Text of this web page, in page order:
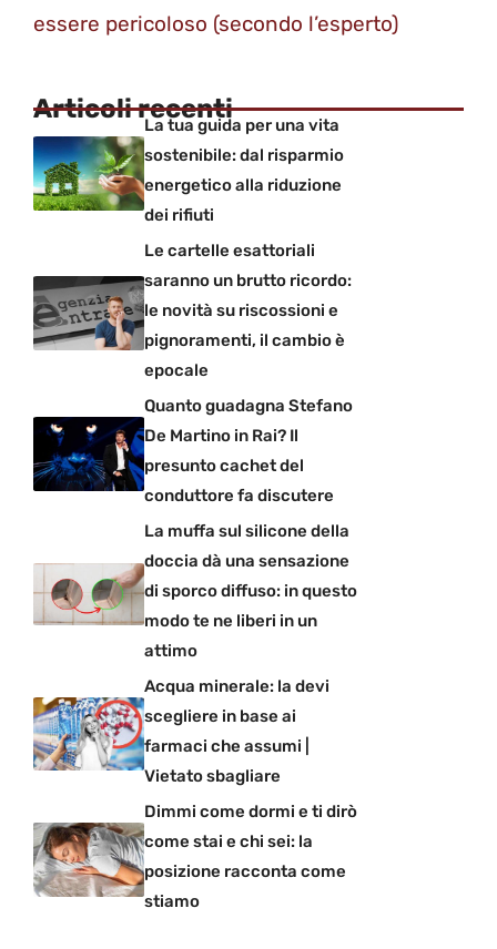
essere pericoloso (secondo l’esperto)
Articoli recenti
La tua guida per una vita
sostenibile: dal risparmio
energetico alla riduzione
dei rifiuti
Le cartelle esattoriali
saranno un brutto ricordo:
le novità su riscossioni e
pignoramenti, il cambio è
epocale
Quanto guadagna Stefano
De Martino in Rai? Il
presunto cachet del
conduttore fa discutere
La muffa sul silicone della
doccia dà una sensazione
di sporco diffuso: in questo
modo te ne liberi in un
attimo
Acqua minerale: la devi
scegliere in base ai
farmaci che assumi |
Vietato sbagliare
Dimmi come dormi e ti dirò
come stai e chi sei: la
posizione racconta come
stiamo